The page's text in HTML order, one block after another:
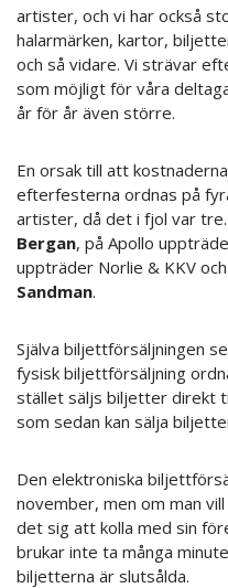
artister, och vi har också
halarmärken, kartor,
och så vidare. Vi strävar
som möjligt för våra
år för år även större.
En orsak till att
efterfesterna ordnas på
artister, då det i fjol var
Bergan, på Apollo
uppträder Norlie & KKV
Sandman.
Själva biljettförsäljningen
fysisk biljettförsäljning
stället säljs biljetter direkt
som sedan kan sälja
Den elektroniska
november, men om man
det sig att kolla med sin
brukar inte ta många
biljetterna är slutsålda.